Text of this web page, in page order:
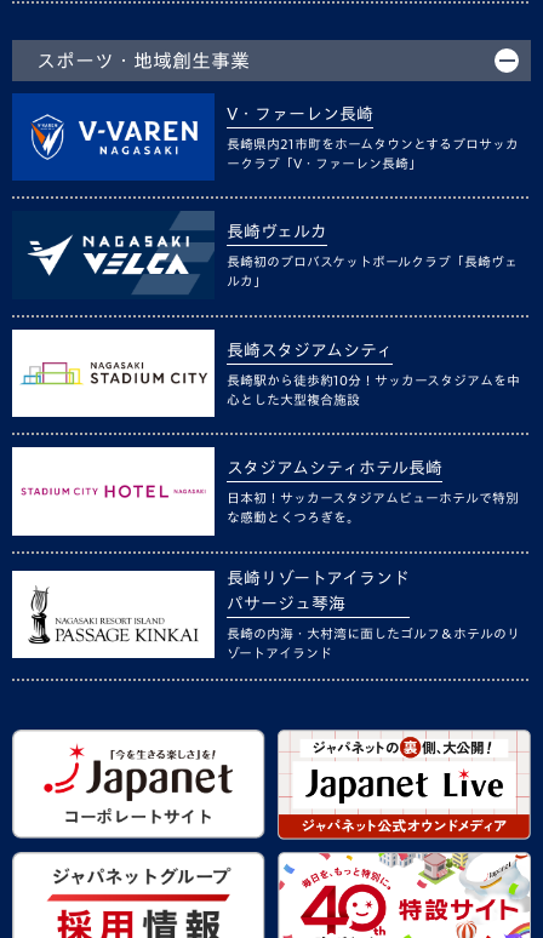
スポーツ・地域創生事業
V・ファーレン長崎
長崎県内21市町をホームタウンとするプロサッカ
ークラブ「V・ファーレン長崎」
長崎ヴェルカ
長崎初のプロバスケットボールクラブ「長崎ヴェ
ルカ」
長崎スタジアムシティ
長崎駅から徒歩約10分！サッカースタジアムを中
心とした大型複合施設
スタジアムシティホテル長崎
日本初！サッカースタジアムビューホテルで特別
な感動とくつろぎを。
長崎リゾートアイランド
パサージュ琴海
長崎の内海・大村湾に面したゴルフ＆ホテルのリ
ゾートアイランド